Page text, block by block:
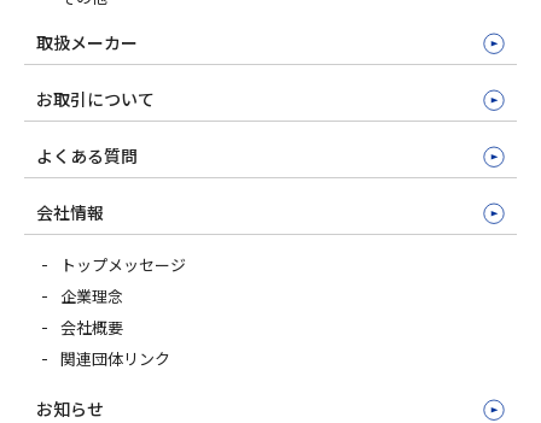
取扱メーカー
お取引について
よくある質問
会社情報
トップメッセージ
企業理念
会社概要
関連団体リンク
お知らせ